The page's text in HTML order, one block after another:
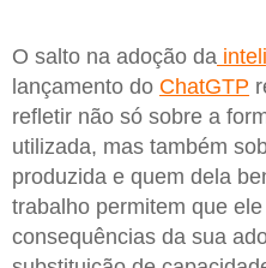
O salto na adoção da
lançamento do ChatGTP
refletir não só sobre a
utilizada, mas também
produzida e quem dela
trabalho permitem que
consequências da sua